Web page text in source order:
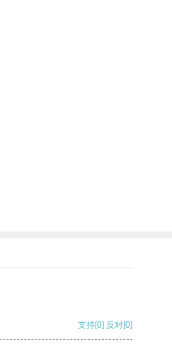
支持[0] 反对[0]